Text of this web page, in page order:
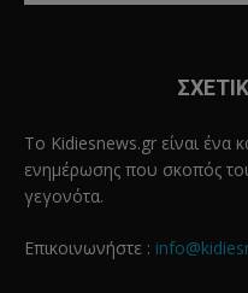
Το Kidiesnews.gr είναι ένα
ενημέρωσης που σκοπός
γεγονότα.
Επικοινωνήστε :